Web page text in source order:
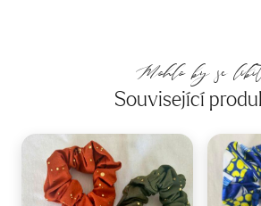
Mohlo by se
Související